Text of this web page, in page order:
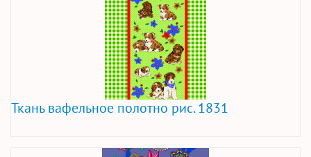
Ткань вафельное полотно рис. 1831